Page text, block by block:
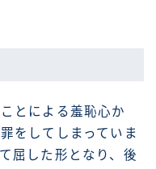
とによる羞恥心か
をしてしまっていま
屈した形となり、後